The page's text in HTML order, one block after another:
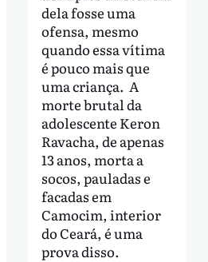
dela fosse uma
ofensa, mesmo
quando essa vítima
é pouco mais que
uma criança. A
morte brutal da
adolescente Keron
Ravacha, de apenas
13 anos, morta a
socos, pauladas e
facadas em
Camocim, interior
do Ceará, é uma
prova disso.